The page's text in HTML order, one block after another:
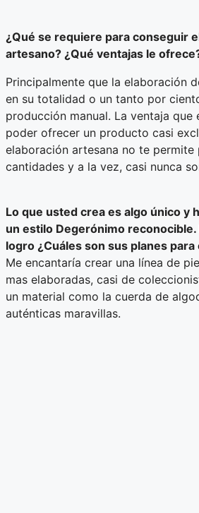
¿Qué se requiere para conseguir
artesano? ¿Qué ventajas le
Principalmente que la elaboración
en su totalidad o un tanto por
producción manual. La ventaja
poder ofrecer un producto casi
elaboración artesana no te permite
cantidades y a la vez, casi nunca
Lo que usted crea es algo único y
un estilo Degerónimo reconocible.
logro ¿Cuáles son sus planes
Me encantaría crear una línea de
mas elaboradas, casi de
un material como la cuerda de
auténticas maravillas.